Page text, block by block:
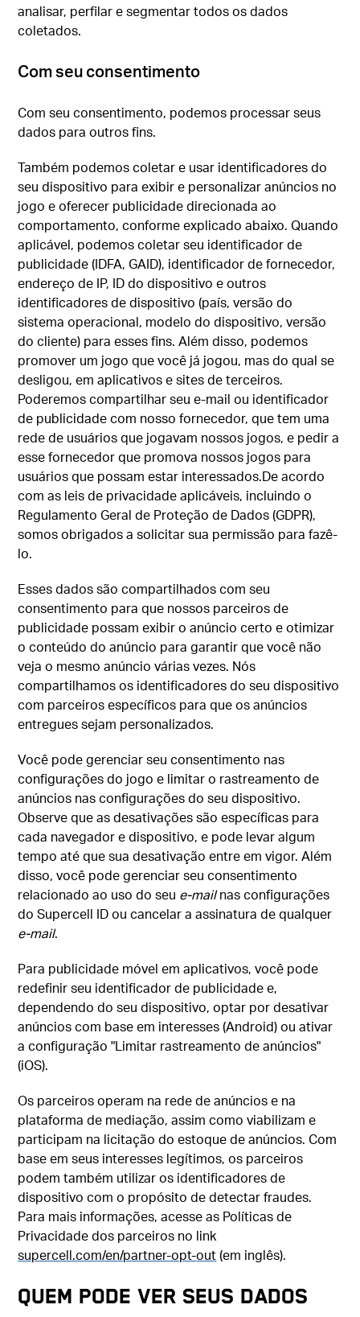
analisar, perfilar e segmentar todos os dados
coletados.
Com seu consentimento
Com seu consentimento, podemos processar seus
dados para outros fins.
Também podemos coletar e usar identificadores do
seu dispositivo para exibir e personalizar anúncios no
jogo e oferecer publicidade direcionada ao
comportamento, conforme explicado abaixo. Quando
aplicável, podemos coletar seu identificador de
publicidade (IDFA, GAID), identificador de fornecedor,
endereço de IP, ID do dispositivo e outros
identificadores de dispositivo (país, versão do
sistema operacional, modelo do dispositivo, versão
do cliente) para esses fins. Além disso, podemos
promover um jogo que você já jogou, mas do qual se
desligou, em aplicativos e sites de terceiros.
Poderemos compartilhar seu e-mail ou identificador
de publicidade com nosso fornecedor, que tem uma
rede de usuários que jogavam nossos jogos, e pedir a
esse fornecedor que promova nossos jogos para
usuários que possam estar interessados.De acordo
com as leis de privacidade aplicáveis, incluindo o
Regulamento Geral de Proteção de Dados (GDPR),
somos obrigados a solicitar sua permissão para fazê-
lo.
Esses dados são compartilhados com seu
consentimento para que nossos parceiros de
publicidade possam exibir o anúncio certo e otimizar
o conteúdo do anúncio para garantir que você não
veja o mesmo anúncio várias vezes. Nós
compartilhamos os identificadores do seu dispositivo
com parceiros específicos para que os anúncios
entregues sejam personalizados.
Você pode gerenciar seu consentimento nas
configurações do jogo e limitar o rastreamento de
anúncios nas configurações do seu dispositivo.
Observe que as desativações são específicas para
cada navegador e dispositivo, e pode levar algum
tempo até que sua desativação entre em vigor. Além
disso, você pode gerenciar seu consentimento
relacionado ao uso do seu e-mailnas configurações
do Supercell ID ou cancelar a assinatura de qualquer
e-mail.
Para publicidade móvel em aplicativos, você pode
redefinir seu identificador de publicidade e,
dependendo do seu dispositivo, optar por desativar
anúncios com base em interesses (Android) ou ativar
a configuração "Limitar rastreamento de anúncios"
(iOS).
Os parceiros operam na rede de anúncios e na
plataforma de mediação, assim como viabilizam e
participam na licitação do estoque de anúncios. Com
base em seus interesses legítimos, os parceiros
podem também utilizar os identificadores de
dispositivo com o propósito de detectar fraudes.
Para mais informações, acesse as Políticas de
Privacidade dos parceiros no link
supercell.com/en/partner-opt-out(em inglês).
QUEM PODE VER SEUS DADOS